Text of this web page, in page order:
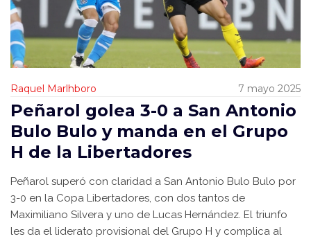
Raquel Marlhboro 7 mayo 2025
Peñarol golea 3-0 a San Antonio
Bulo Bulo y manda en el Grupo
H de la Libertadores
Peñarol superó con claridad a San Antonio Bulo Bulo por
3-0 en la Copa Libertadores, con dos tantos de
Maximiliano Silvera y uno de Lucas Hernández. El triunfo
les da el liderato provisional del Grupo H y complica al